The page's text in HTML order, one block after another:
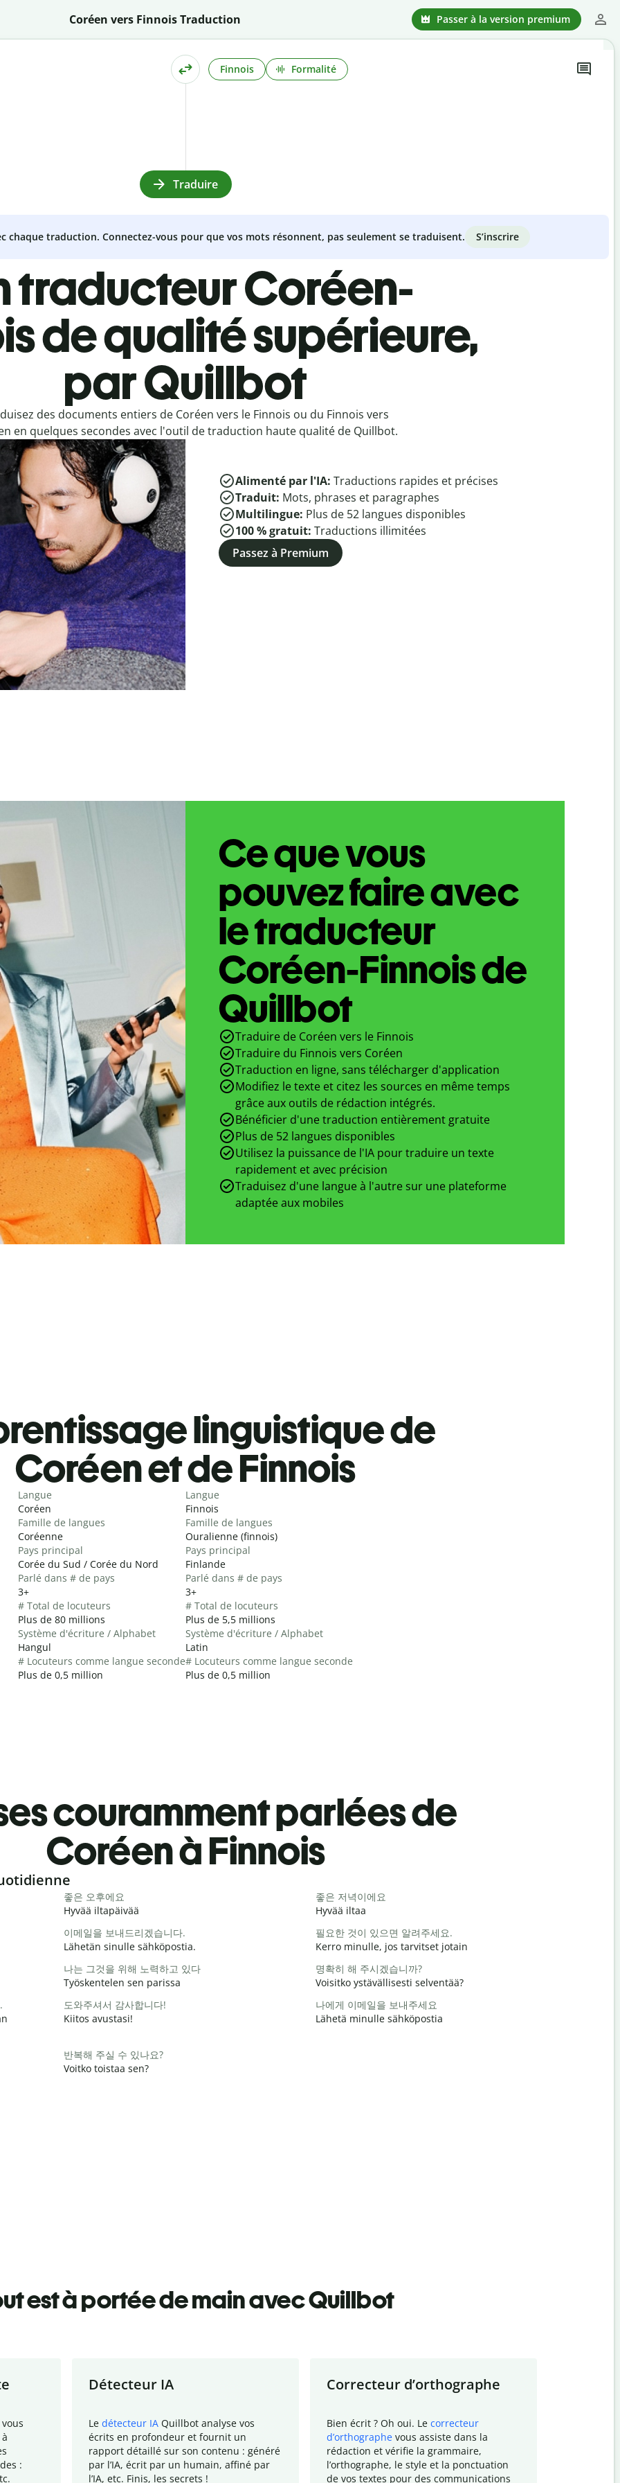
Coréen vers Finnois Traduction Passer à la version premium
Finnois Formalité
Traduire
chaque traduction. Connectez-vous pour que vos mots résonnent, pas seulement se traduisent. S’inscrire
traducteur Coréen-
de qualité supérieure,
par Quillbot
des documents entiers de Coréen vers le Finnois ou du Finnois vers
en quelques secondes avec l'outil de traduction haute qualité de Quillbot.
Alimenté par l'IA: Traductions rapides et précises
Traduit: Mots, phrases et paragraphes
Multilingue: Plus de 52 langues disponibles
100 % gratuit: Traductions illimitées
Passez à Premium
Ce que vous
pouvez faire avec
le traducteur
Coréen-Finnois de
Quillbot
Traduire de Coréen vers le Finnois
Traduire du Finnois vers Coréen
Traduction en ligne, sans télécharger d'application
Modifiez le texte et citez les sources en même temps
grâce aux outils de rédaction intégrés.
Bénéficier d'une traduction entièrement gratuite
Plus de 52 langues disponibles
Utilisez la puissance de l'IA pour traduire un texte
rapidement et avec précision
Traduisez d'une langue à l'autre sur une plateforme
adaptée aux mobiles
linguistique de
Coréen et de Finnois
Langue
Coréen
Famille de langues
Coréenne
Pays principal
Corée du Sud / Corée du Nord
Parlé dans # de pays
3+
# Total de locuteurs
Plus de 80 millions
Système d'écriture / Alphabet
Hangul
# Locuteurs comme langue seconde
Plus de 0,5 million
Langue
Finnois
Famille de langues
Ouralienne (finnois)
Pays principal
Finlande
Parlé dans # de pays
3+
# Total de locuteurs
Plus de 5,5 millions
Système d'écriture / Alphabet
Latin
# Locuteurs comme langue seconde
Plus de 0,5 million
couramment parlées de
Coréen à Finnois
좋은 오후에요
Hyvää iltapäivää
좋은 저녁이에요
Hyvää iltaa
이메일을 보내드리겠습니다.
Lähetän sinulle sähköpostia.
필요한 것이 있으면 알려주세요.
Kerro minulle, jos tarvitset jotain
나는 그것을 위해 노력하고 있다
Työskentelen sen parissa
명확히 해 주시겠습니까?
Voisitko ystävällisesti selventää?
도와주셔서 감사합니다!
Kiitos avustasi!
나에게 이메일을 보내주세요
Lähetä minulle sähköpostia
반복해 주실 수 있나요?
Voitko toistaa sen?
est à portée de main avec Quillbot
:
Détecteur IA
Le détecteur IA Quillbot analyse vos
écrits en profondeur et fournit un
rapport détaillé sur son contenu : généré
par l’IA, écrit par un humain, affiné par
l’IA, etc. Finis, les secrets !
Correcteur d’orthographe
Bien écrit ? Oh oui. Le correcteur
d’orthographe vous assiste dans la
rédaction et vérifie la grammaire,
l’orthographe, le style et la ponctuation
de vos textes pour des communications